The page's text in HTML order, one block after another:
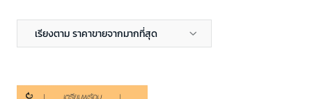
เรียงตาม ราคาขายจากมากที่สุด